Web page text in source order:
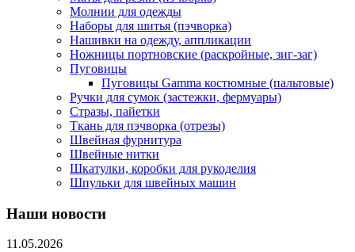
Молнии для одежды
Наборы для шитья (пэчворка)
Нашивки на одежду, аппликации
Ножницы портновские (раскройные, зиг-заг)
Пуговицы
Пуговицы Gamma костюмные (пальтовые)
Ручки для сумок (застежки, фермуары)
Стразы, пайетки
Ткань для пэчворка (отрезы)
Швейная фурнитура
Швейные нитки
Шкатулки, коробки для рукоделия
Шпульки для швейных машин
Наши новости
11.05.2026